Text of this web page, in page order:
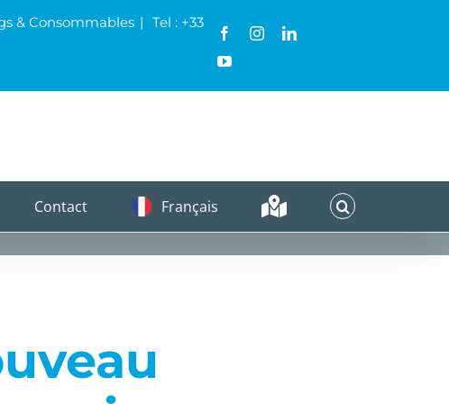
& Consommables | Tel : +33
FacebookInstagramLinkedIn
YouTube
Contact Français